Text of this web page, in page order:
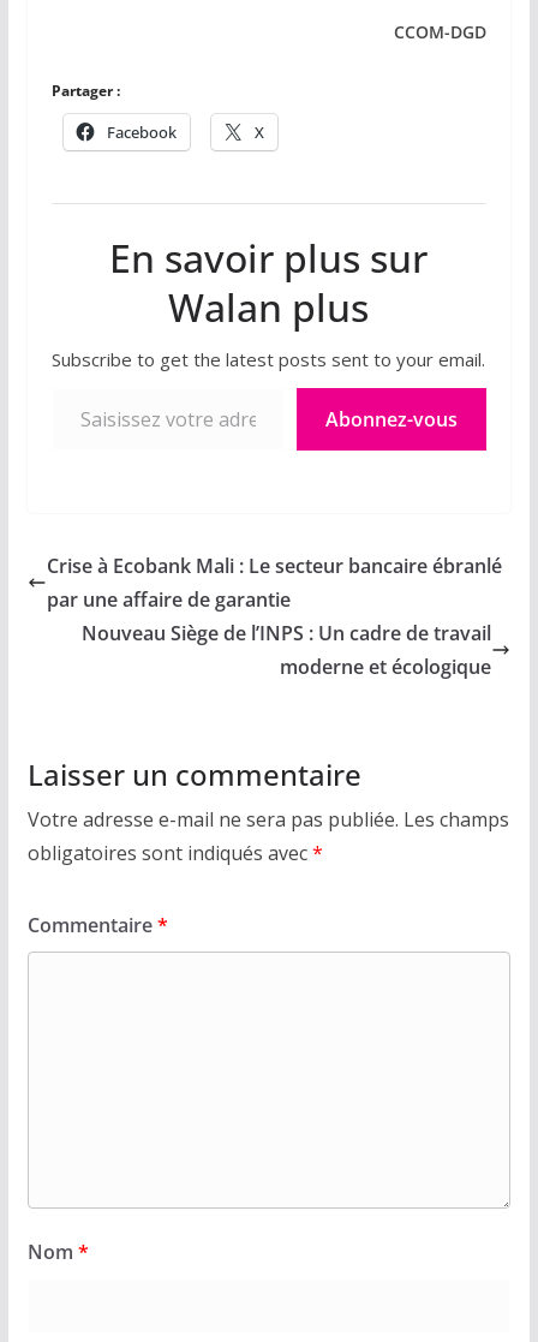
CCOM-DGD
Partager :
Facebook X
En savoir plus sur
Walan plus
Subscribe to get the latest posts sent to your email.
Abonnez-vous
Crise à Ecobank Mali : Le secteur bancaire ébranlé
par une affaire de garantie
Nouveau Siège de l’INPS : Un cadre de travail
moderne et écologique
Laisser un commentaire
Votre adresse e-mail ne sera pas publiée. Les champs
obligatoires sont indiqués avec*
Commentaire*
Nom *